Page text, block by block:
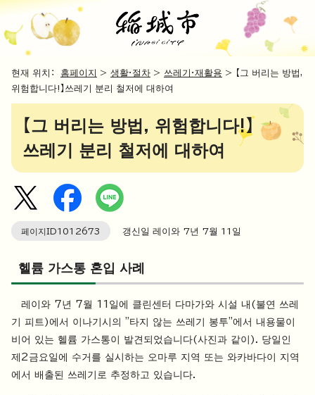
현재 위치： 홈페이지 > 생활·절차 > 쓰레기·재활용 > 【그 버리는 방법,
위험합니다!】쓰레기 분리 철저에 대하여
【그 버리는 방법, 위험합니다!】
쓰레기 분리 철저에 대하여
페이지ID1012673 갱신일 레이와 7년 7월 11 일
헬륨 가스통 혼입 사례
레이와 7년 7월 11일에 클린센터 다마가와 시설 내(불연 쓰레
기 피트)에서 이나기시의 "타지 않는 쓰레기 봉투"에서 내용물이
비어 있는 헬륨 가스통이 발견되었습니다(사진과 같이). 당일인
제2금요일에 수거를 실시하는 오마루 지역 또는 와카바다이 지역
에서 배출된 쓰레기로 추정하고 있습니다.